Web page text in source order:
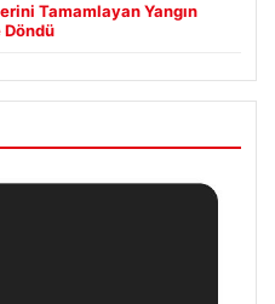
Tamamlayan Yangın
Döndü